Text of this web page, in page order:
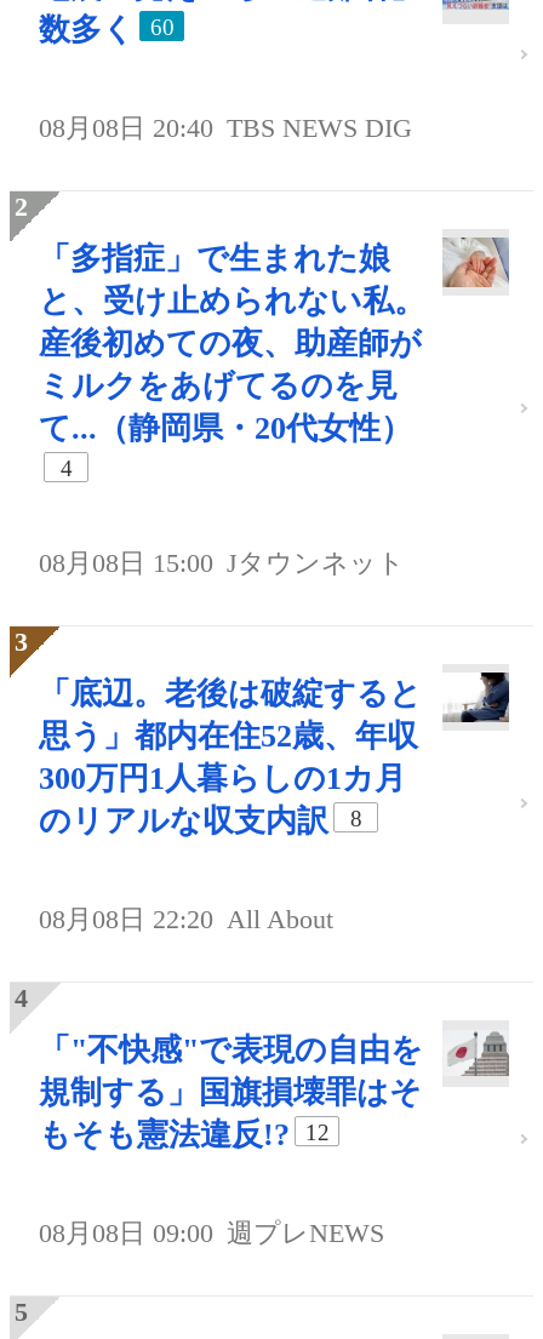
数多く
60
08月08日 20:40 TBS NEWS DIG
「多指症」で生まれた娘
と、受け止められない私。
産後初めての夜、助産師が
ミルクをあげてるのを見
て...（静岡県・20代女性）
4
08月08日 15:00 Jタウンネット
「底辺。老後は破綻すると
思う」都内在住52歳、年収
300万円1人暮らしの1カ月
のリアルな収支内訳
8
08月08日 22:20 All About
「"不快感"で表現の自由を
規制する」国旗損壊罪はそ
もそも憲法違反!?
12
08月08日 09:00 週プレNEWS